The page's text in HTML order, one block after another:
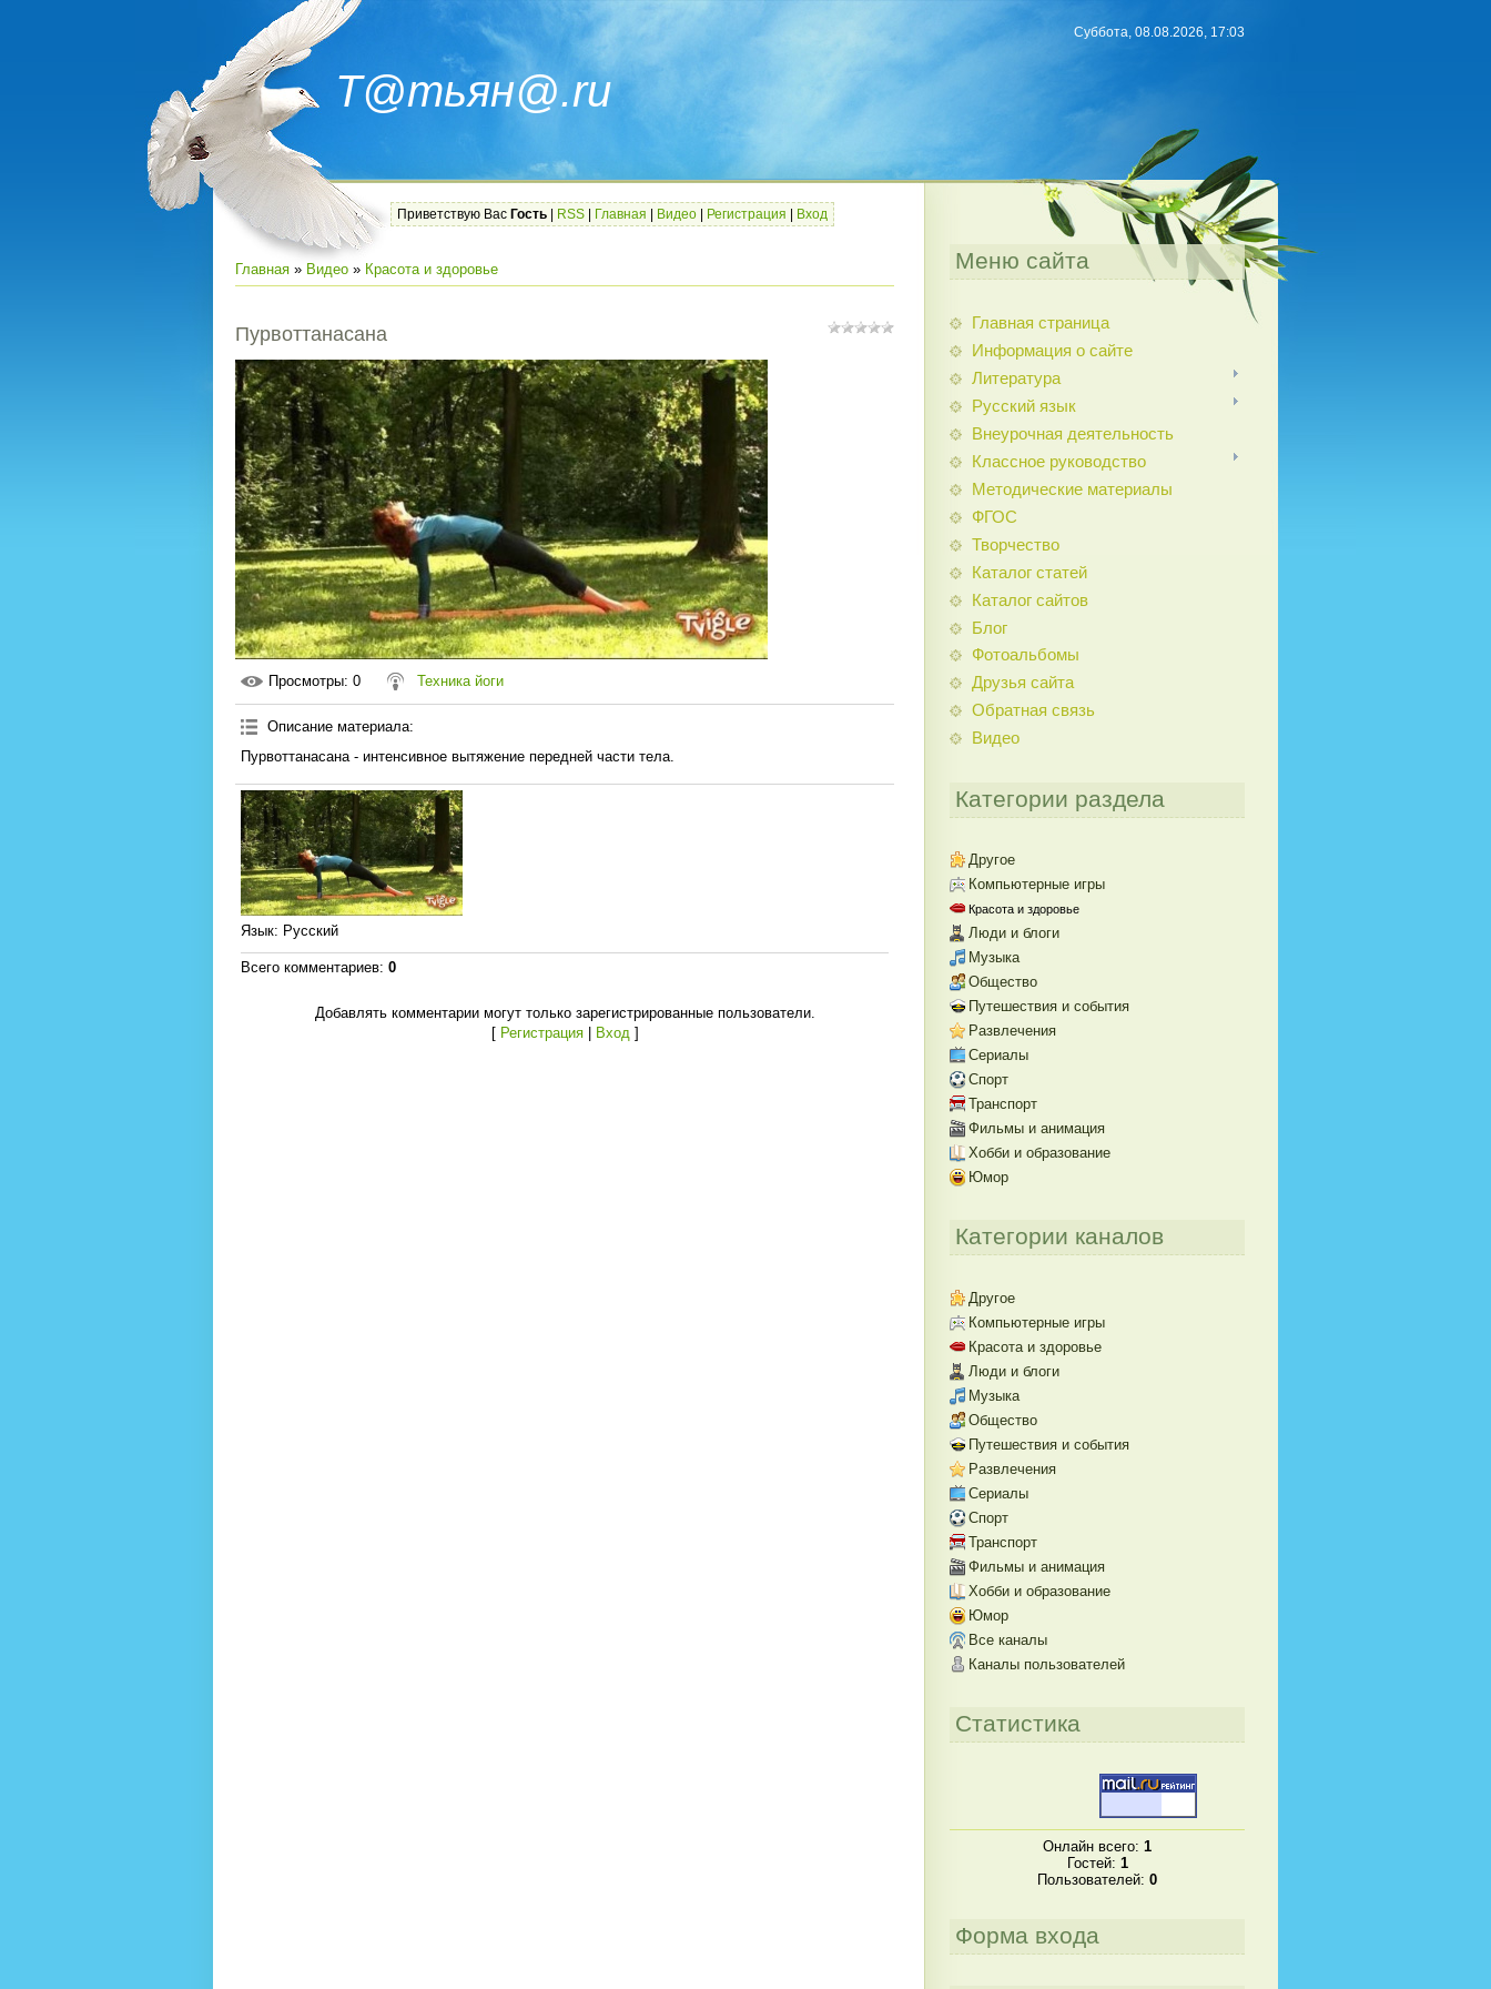
Т@тьян@.ru
Суббота, 08.08.2026, 17:03
Приветствую Вас Гость RSS Главная Видео Регистрация Вход
Главная » Видео » Красота и здоровье
Пурвоттанасана
Просмотры: 0 Техника йоги
Описание материала:
Пурвоттанасана - интенсивное вытяжение передней части тела.
Язык: Русский
Всего комментариев: 0
Добавлять комментарии могут только зарегистрированные пользователи.
[ Регистрация| Вход ]
Меню сайта
Главная страница
Информация о сайте
Литература
Русский язык
Внеурочная деятельность
Классное руководство
Методические материалы
ФГОС
Творчество
Каталог статей
Каталог сайтов
Блог
Фотоальбомы
Друзья сайта
Обратная связь
Видео
Категории раздела
Другое
Компьютерные игры
Красота и здоровье
Люди и блоги
Музыка
Общество
Путешествия и события
Развлечения
Сериалы
Спорт
Транспорт
Фильмы и анимация
Хобби и образование
Юмор
Категории каналов
Другое
Компьютерные игры
Красота и здоровье
Люди и блоги
Музыка
Общество
Путешествия и события
Развлечения
Сериалы
Спорт
Транспорт
Фильмы и анимация
Хобби и образование
Юмор
Все каналы
Каналы пользователей
Статистика
Онлайн всего: 1
Гостей: 1
Пользователей: 0
Форма входа